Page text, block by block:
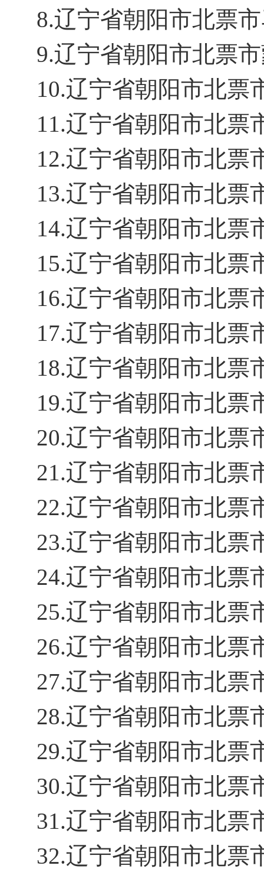
8.辽宁省朝阳市北票
9.辽宁省朝阳市北票
10.辽宁省朝阳市北票
11.辽宁省朝阳市北票
12.辽宁省朝阳市北票
13.辽宁省朝阳市北票
14.辽宁省朝阳市北票
15.辽宁省朝阳市北票
16.辽宁省朝阳市北票
17.辽宁省朝阳市北票
18.辽宁省朝阳市北票
19.辽宁省朝阳市北票
20.辽宁省朝阳市北票
21.辽宁省朝阳市北票
22.辽宁省朝阳市北票
23.辽宁省朝阳市北票
24.辽宁省朝阳市北票
25.辽宁省朝阳市北票
26.辽宁省朝阳市北票
27.辽宁省朝阳市北票
28.辽宁省朝阳市北票
29.辽宁省朝阳市北票
30.辽宁省朝阳市北票
31.辽宁省朝阳市北票
32.辽宁省朝阳市北票